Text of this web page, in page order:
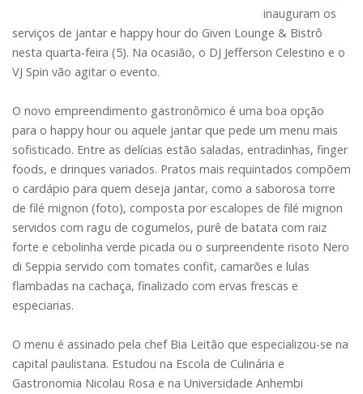
inauguram os
serviços de jantar e happy hour do Given Lounge & Bistrô
nesta quarta-feira (5). Na ocasião, o DJ Jefferson Celestino e o
VJ Spin vão agitar o evento.
O novo empreendimento gastronômico é uma boa opção
para o happy hour ou aquele jantar que pede um menu mais
sofisticado. Entre as delícias estão saladas, entradinhas, finger
foods, e drinques variados. Pratos mais requintados compõem
o cardápio para quem deseja jantar, como a saborosa torre
de filé mignon (foto), composta por escalopes de filé mignon
servidos com ragu de cogumelos, purê de batata com raiz
forte e cebolinha verde picada ou o surpreendente risoto Nero
di Seppia servido com tomates confit, camarões e lulas
flambadas na cachaça, finalizado com ervas frescas e
especiarias.
O menu é assinado pela chef Bia Leitão que especializou-se na
capital paulistana. Estudou na Escola de Culinária e
Gastronomia Nicolau Rosa e na Universidade Anhembi